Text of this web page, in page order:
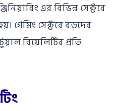
এর বিভিন্ন সেক্টরে
গেমিং সেক্টরে বড়দের
রিয়েলিটির প্রতি